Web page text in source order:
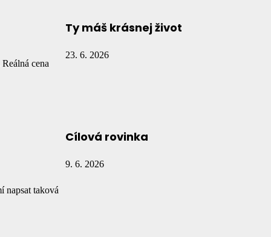
cena
napsat taková
Ty máš krásnej život
23. 6. 2026
Cílová rovinka
9. 6. 2026